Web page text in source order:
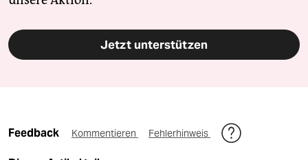
Jetzt unterstützen
Feedback Kommentieren Fehlerhinweis